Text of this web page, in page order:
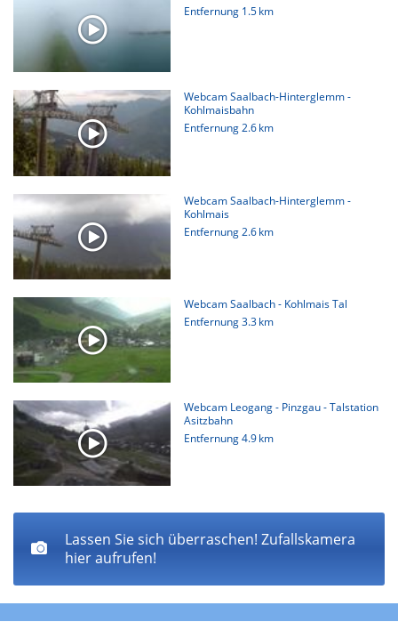
Entfernung 1.5 km
Webcam Saalbach-Hinterglemm -
Kohlmaisbahn
Entfernung2.6 km
Webcam Saalbach-Hinterglemm -
Kohlmais
Entfernung2.6 km
Webcam Saalbach - Kohlmais Tal
Entfernung3.3 km
Webcam Leogang - Pinzgau - Talstation
Asitzbahn
Entfernung4.9 km
Lassen Sie sich überraschen! Zufallskamera
hier aufrufen!